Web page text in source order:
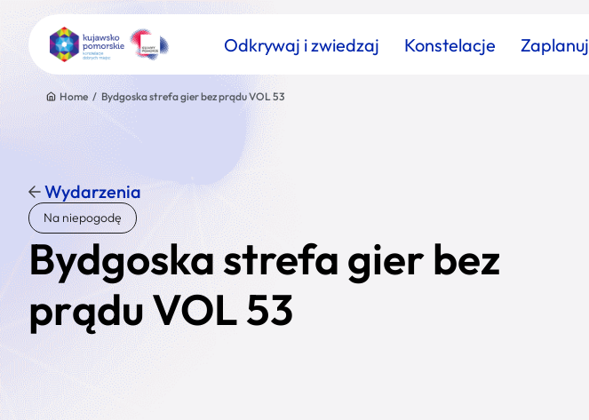
Odkrywaj i zwiedzaj Konstelacje Zaplanuj
Znajdź atrakcję
Nazwa atrakcji
Home / Bydgoska strefa gier bez prądu VOL 53
Wydarzenia
Na niepogodę
Bydgoska strefa gier bez
prądu VOL 53